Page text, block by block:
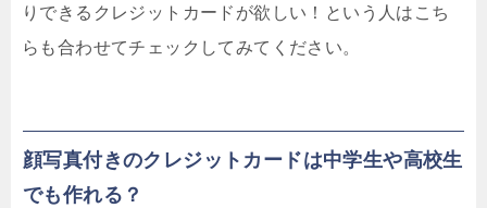
りできるクレジットカードが欲しい！という人はこち
らも合わせてチェックしてみてください。
顔写真付きのクレジットカードは中学生や高校生
でも作れる？